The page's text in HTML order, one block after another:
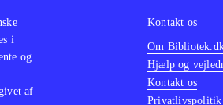
i
og
af
Kontakt os
Om
Hjælp og
Kontakt os
Privatlivspolitik